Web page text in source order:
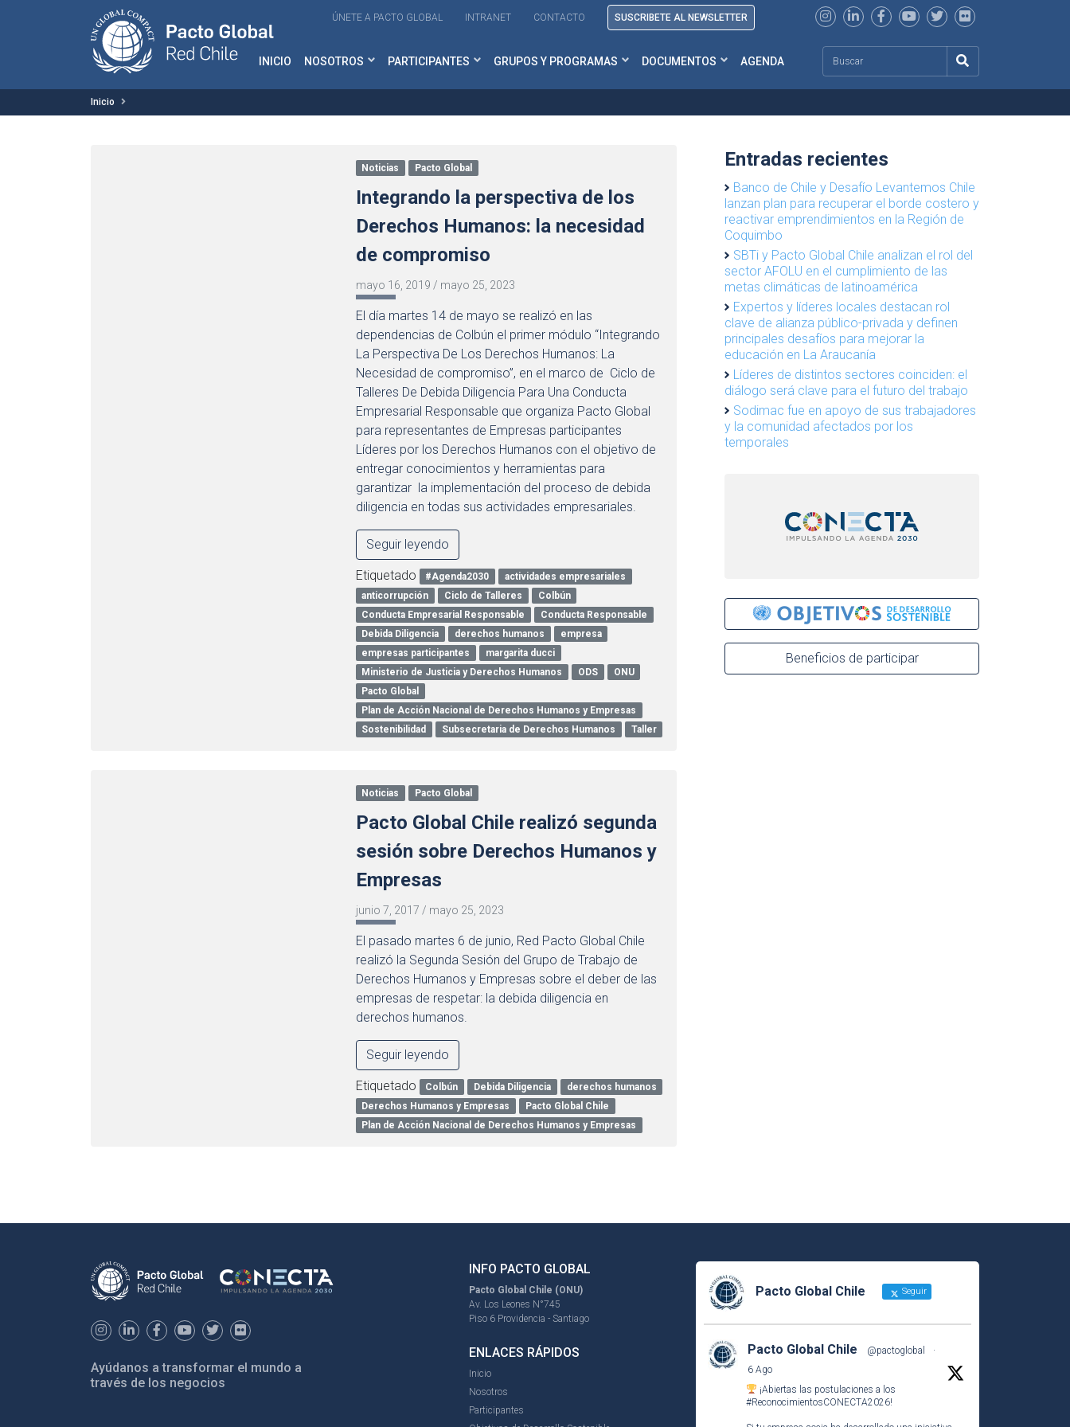
ÚNETE A PACTO GLOBAL INTRANET CONTACTO SUSCRIBETE AL NEWSLETTER
INICIO NOSOTROS PARTICIPANTES GRUPOS Y PROGRAMAS DOCUMENTOS AGENDA
Inicio
Noticias Pacto Global
Integrando la perspectiva de los
Derechos Humanos: la necesidad
de compromiso
mayo 16, 2019 / mayo 25, 2023
El día martes 14 de mayo se realizó en las
dependencias de Colbún el primer módulo “Integrando
La Perspectiva De Los Derechos Humanos: La
Necesidad de compromiso”, en el marco de Ciclo de
Talleres De Debida Diligencia Para Una Conducta
Empresarial Responsable que organiza Pacto Global
para representantes de Empresas participantes
Líderes por los Derechos Humanos con el objetivo de
entregar conocimientos y herramientas para
garantizar la implementación del proceso de debida
diligencia en todas sus actividades empresariales.
Seguir leyendo
Etiquetado #Agenda2030
actividades empresariales
anticorrupción
Ciclo de Talleres
Colbún
Conducta Empresarial Responsable
Conducta Responsable
Debida Diligencia
derechos humanos
empresa
empresas participantes
margarita ducci
Ministerio de Justicia y Derechos Humanos
ODS
ONU
Pacto Global
Plan de Acción Nacional de Derechos Humanos y Empresas
Sostenibilidad
Subsecretaria de Derechos Humanos Taller
Noticias Pacto Global
Pacto Global Chile realizó segunda
sesión sobre Derechos Humanos y
Empresas
junio 7, 2017 / mayo 25, 2023
El pasado martes 6 de junio, Red Pacto Global Chile
realizó la Segunda Sesión del Grupo de Trabajo de
Derechos Humanos y Empresas sobre el deber de las
empresas de respetar: la debida diligencia en
derechos humanos.
Seguir leyendo
Etiquetado Colbún Debida Diligencia
derechos humanos
Derechos Humanos y Empresas
Pacto Global Chile
Plan de Acción Nacional de Derechos Humanos y Empresas
Entradas recientes
Banco de Chile y Desafío Levantemos Chile
lanzan plan para recuperar el borde costero y
reactivar emprendimientos en la Región de
Coquimbo
SBTi y Pacto Global Chile analizan el rol del
sector AFOLU en el cumplimiento de las
metas climáticas de latinoamérica
Expertos y líderes locales destacan rol
clave de alianza público-privada y definen
principales desafíos para mejorar la
educación en La Araucanía
Líderes de distintos sectores coinciden: el
diálogo será clave para el futuro del trabajo
Sodimac fue en apoyo de sus trabajadores
y la comunidad afectados por los
temporales
Beneficios de participar
Ayúdanos a transformar el mundo a
través de los negocios
INFO PACTO GLOBAL
Pacto Global Chile (ONU)
Av. Los Leones N°745
Piso 6 Providencia - Santiago
ENLACES RÁPIDOS
Inicio
Nosotros
Participantes
Pacto Global Chile Seguir
Pacto Global Chile @pactoglobal
·
6 Ago
¡Abiertas las postulaciones a los
#ReconocimientosCONECTA2026!